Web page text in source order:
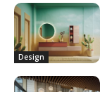
Design